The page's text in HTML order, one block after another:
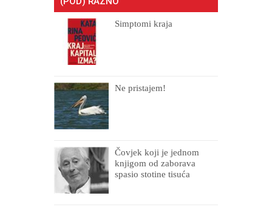
Simptomi kraja
Ne pristajem!
Čovjek koji je jednom
knjigom od zaborava
spasio stotine tisuća